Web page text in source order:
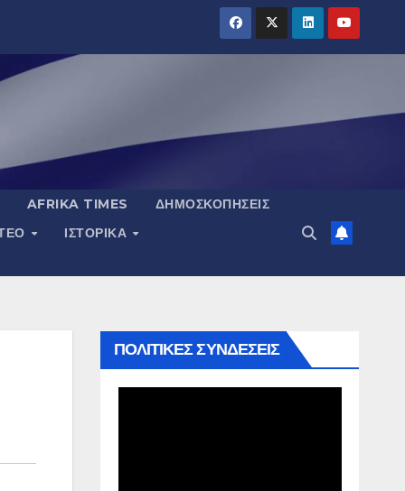
AFRIKA TIMES
ΔΗΜΟΣΚΟΠΉΣΕΙΣ
ΙΣΤΟΡΙΚΆ
ΠΟΛΙΤΙΚΕΣ ΣΥΝΔΕΣΕΙΣ